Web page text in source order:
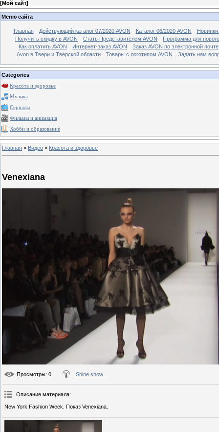
[Мой сайт]
Меню сайта
Главная Действующий каталог 07/2020 AVON Каталог 06/2020 AVON
Новинки
Получить скидку в AVON
Стать Представителем AVON
Программа для
Как оплатить AVON
Интернет-заказ AVON
Заказ AVON по электронной почте
Avon в Твери и Тверской области
Товары с логотипом AVON Задать нам
Categories
Красота и здоровье
Музыка
Сериалы
Фильмы и анимация
Хобби и образование
Главная » Видео » Красота и здоровье
Venexiana
Просмотры: 0 Shine show
Описание материала:
New York Fashion Week. Показ Venexiana.